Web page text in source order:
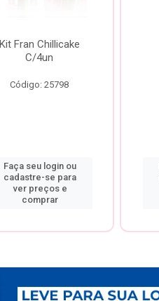
Kit Fran Chillicake
C/4un
Código: 25798
Faça seu login ou
cadastre-se para
ver preços e
comprar